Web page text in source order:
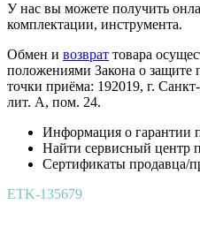
У нас вы можете получить
комплектации, инструмента.
Обмен и возврат товара
положениями Закона о защите
точки приёма: 192019, г.
лит. А, пом. 24.
Информация о гарантии
Найти сервисный центр
Сертификаты продавца/
ETK-135679